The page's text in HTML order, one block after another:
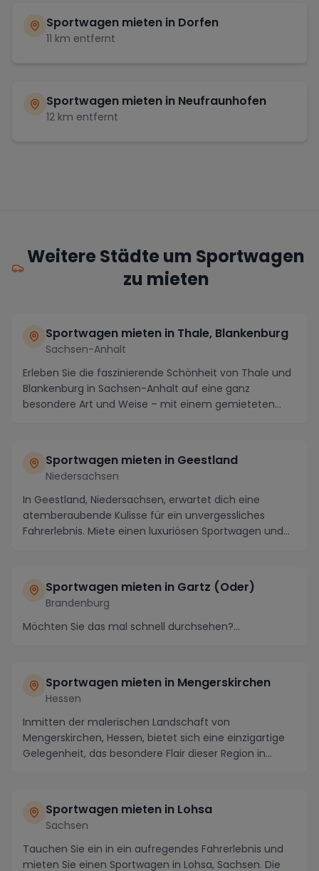
Sportwagen mieten in Dorfen
11 km entfernt
Sportwagen mieten in Neufraunhofen
12 km entfernt
Weitere Städte um Sportwagen
zu mieten
Sportwagen mieten in Thale, Blankenburg
Sachsen-Anhalt
Erleben Sie die faszinierende Schönheit von Thale und
Blankenburg in Sachsen-Anhalt auf eine ganz
besondere Art und Weise – mit einem gemieteten
Sportwagen mieten in Geestland
Niedersachsen
In Geestland, Niedersachsen, erwartet dich eine
atemberaubende Kulisse für ein unvergessliches
Fahrerlebnis. Miete einen luxuriösen Sportwagen und
Sportwagen mieten in Gartz (Oder)
Brandenburg
Möchten Sie das mal schnell durchsehen?...
Sportwagen mieten in Mengerskirchen
Hessen
Inmitten der malerischen Landschaft von
Mengerskirchen, Hessen, bietet sich eine einzigartige
Gelegenheit, das besondere Flair dieser Region in
Sportwagen mieten in Lohsa
Sachsen
Tauchen Sie ein in ein aufregendes Fahrerlebnis und
mieten Sie einen Sportwagen in Lohsa, Sachsen. Die